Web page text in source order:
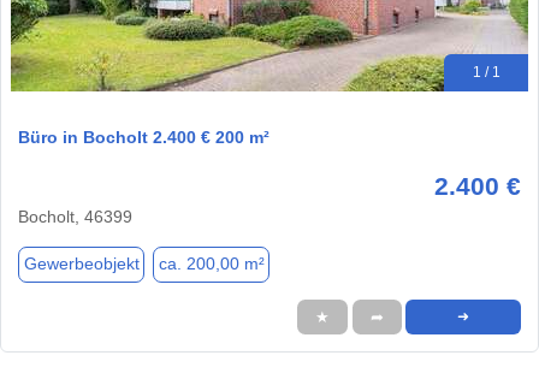
1 / 1
Büro in Bocholt 2.400 € 200 m²
2.400 €
Bocholt, 46399
Gewerbeobjekt ca. 200,00 m²
★ ➦ ➜